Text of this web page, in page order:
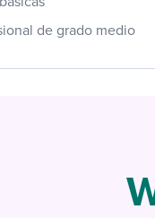
de grado medio